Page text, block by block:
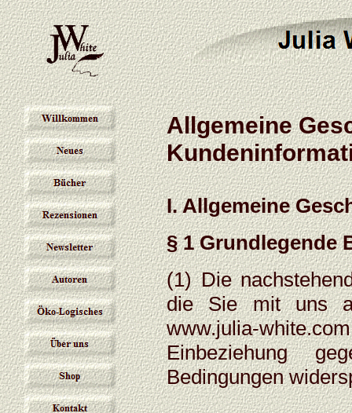
Allgemeine
I. Allgemeine
§ 1 Grundlegende
(1) Die
die Sie mit uns
www.julia-
Einbeziehung
Bedingungen